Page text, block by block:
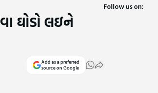
ઘોડો લઇને
Add as a preferred
source on Google
Follow us on: